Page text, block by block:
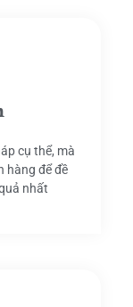
cụ thể, mà
hàng để đề
nhất